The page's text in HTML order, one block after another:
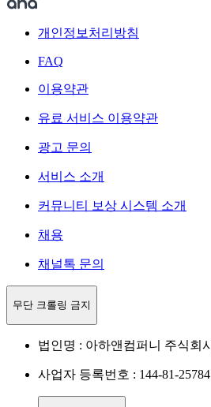
개인정보처리방침
FAQ
이용약관
유료 서비스 이용약관
광고 문의
서비스 소개
커뮤니티 보상 시스템 소개
채용
채널톡 문의
무단 크롤링 금지
법인명 : 아하앤컴퍼니 주식회
사업자 등록번호 : 144-81-25784